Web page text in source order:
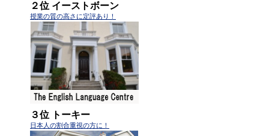
２位 イーストボーン
授業の質の高さに定評あり！
３位 トーキー
日本人の割合重視の方に！